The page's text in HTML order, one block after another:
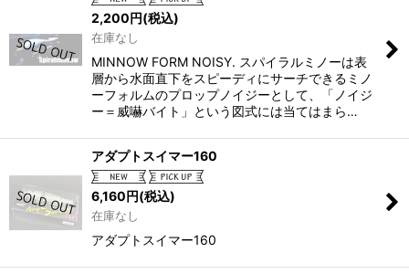
2,200 円(税込)
在庫なし
MINNOW FORM NOISY. スパイラルミノーは表
層から水面直下をスピーディにサーチできるミノ
ーフォルムのプロップノイジーとして、「ノイジ
ー＝威嚇バイト」という図式には当てはまら…
アダプトスイマー160
6,160円(税込)
在庫なし
アダプトスイマー160